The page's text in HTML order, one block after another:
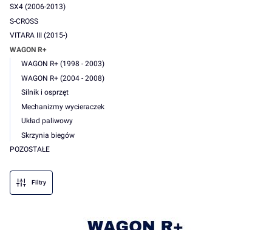
SX4 (2006-2013)
S-CROSS
VITARA III (2015-)
WAGON R+
WAGON R+ (1998 - 2003)
WAGON R+ (2004 - 2008)
Silnik i osprzęt
Mechanizmy wycieraczek
Układ paliwowy
Skrzynia biegów
POZOSTAŁE
Filtry